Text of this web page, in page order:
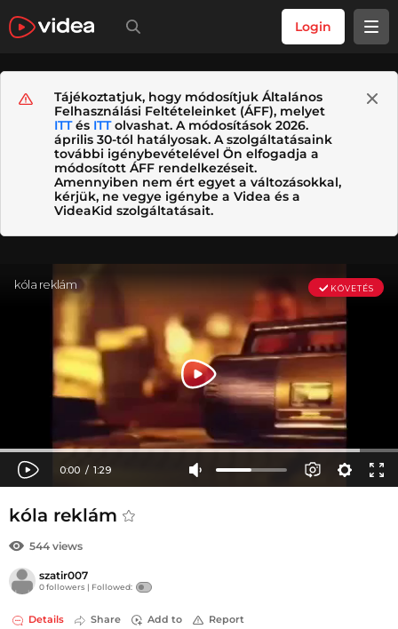
Login
Tájékoztatjuk, hogy módosítjuk Általános
Felhasználási Feltételeinket (ÁFF), melyet
ITTés ITTolvashat. A módosítások 2026.
április 30-tól hatályosak. A szolgáltatásaink
további igénybevételével Ön elfogadja a
módosított ÁFF rendelkezéseit.
Amennyiben nem ért egyet a változásokkal,
kérjük, ne vegye igénybe a Videa és a
VideaKid szolgáltatásait.
kóla reklám
544 views
szatir007
0 followers | Followed:
Details Share Add to Report